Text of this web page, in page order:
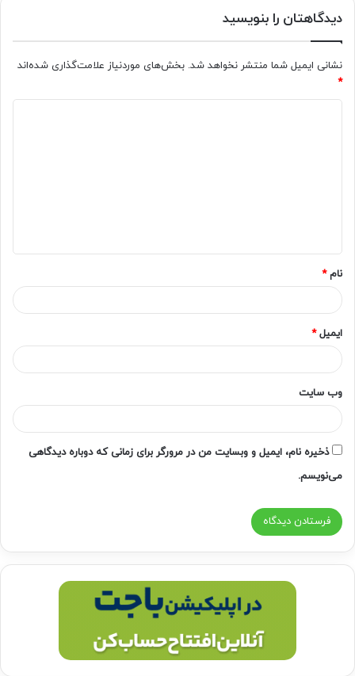
دیدگاهتان را بنویسید
نشانی ایمیل شما منتشر نخواهد شد. بخش‌های موردنیاز علامت‌گذاری شده‌اند
*
*
نام*
ایمیل*
وب‌ سایت
ذخیره نام، ایمیل و وبسایت من در مرورگر برای زمانی که دوباره دیدگاهی
می‌نویسم.